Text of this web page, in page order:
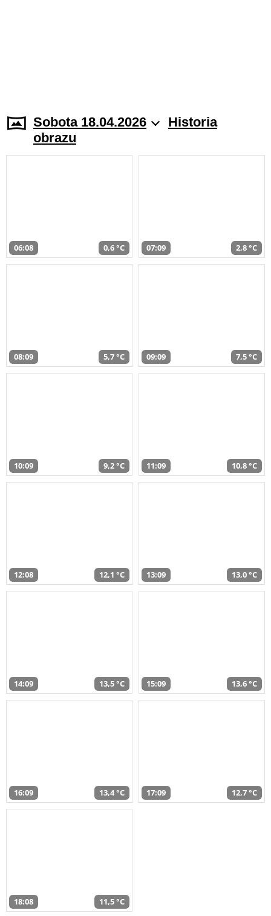
Sobota 18.04.2026
Historia
obrazu
06:08 0,6 °C 07:09 2,8 °C
08:09 5,7 °C 09:09 7,5 °C
10:09 9,2 °C 11:09 10,8 °C
12:08 12,1 °C 13:09 13,0 °C
14:09 13,5 °C 15:09 13,6 °C
16:09 13,4 °C 17:09 12,7 °C
18:08 11,5 °C